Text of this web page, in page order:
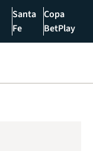
Santa
Fe
Copa
BetPlay